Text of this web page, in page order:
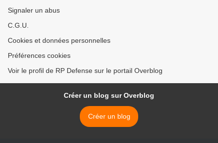
Signaler un abus
C.G.U.
Cookies et données personnelles
Préférences cookies
Voir le profil de RP Defense sur le portail Overblog
Créer un blog sur Overblog
Créer un blog